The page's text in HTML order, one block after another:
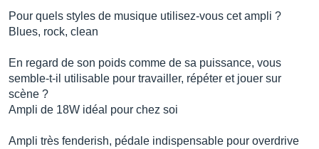
Pour quels styles de musique utilisez-vous cet ampli ?
Blues, rock, clean
En regard de son poids comme de sa puissance, vous
semble-t-il utilisable pour travailler, répéter et jouer sur
scène ?
Ampli de 18W idéal pour chez soi
Ampli très fenderish, pédale indispensable pour overdrive